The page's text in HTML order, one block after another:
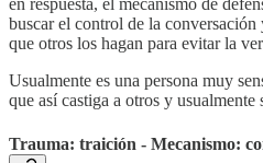
en respuesta, el mecanismo de
buscar el control de la conversación
que otros los hagan para evitar la
Usualmente es una persona muy
que así castiga a otros y usualmente
Trauma: traición - Mecanismo: